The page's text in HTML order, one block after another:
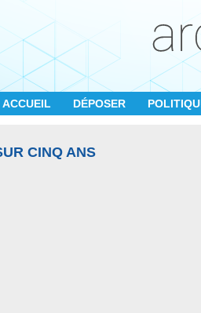
ACCUEIL DÉPOSER
CINQ ANS